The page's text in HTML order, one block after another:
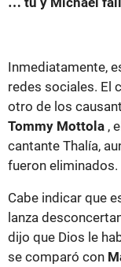
Inmediatamente,
redes sociales. El
otro de los
Tommy Mottola ,
cantante Thalía,
fueron eliminados.
Cabe indicar que
lanza
dijo que Dios le
se comparó con